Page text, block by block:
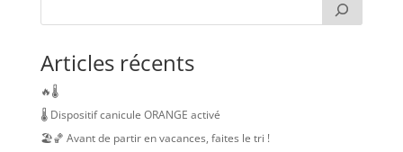
Articles récents
🔥🌡️
🌡️ Dispositif canicule ORANGE activé
🏖️🏀 Avant de partir en vacances, faites le tri !